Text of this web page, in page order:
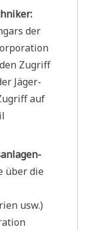
der
Zugriff
Jäger-
auf
über die
usw.)